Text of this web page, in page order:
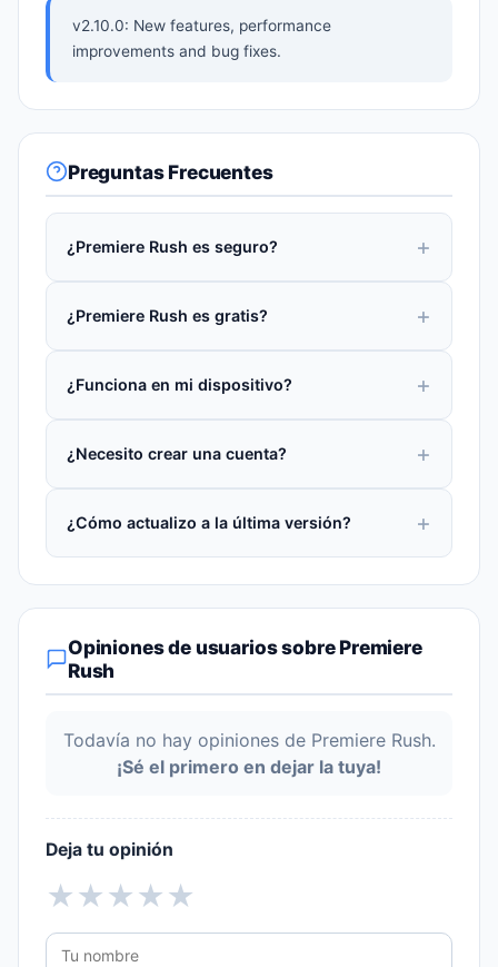
v2.10.0: New features, performance
improvements and bug fixes.
Preguntas Frecuentes
¿Premiere Rush es seguro?
¿Premiere Rush es gratis?
¿Funciona en mi dispositivo?
¿Necesito crear una cuenta?
¿Cómo actualizo a la última versión?
Opiniones de usuarios sobre Premiere
Rush
Todavía no hay opiniones de Premiere Rush.
¡Sé el primero en dejar la tuya!
Deja tu opinión
★
★
★
★
★